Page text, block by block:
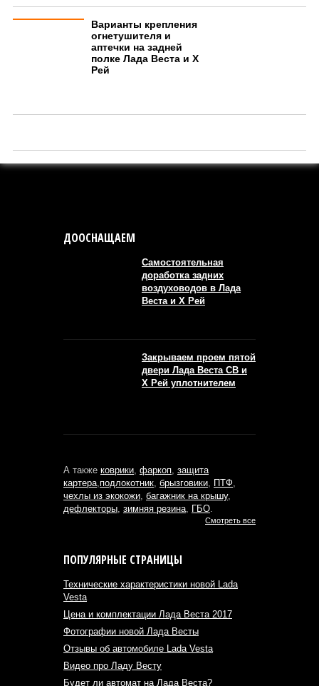
Варианты крепления
огнетушителя и
аптечки на задней
полке Лада Веста и Х
Рей
ДООСНАЩАЕМ
Самостоятельная
доработка задних
воздуховодов в Лада
Веста и Х Рей
Закрываем проем пятой
двери Лада Веста СВ и
Х Рей уплотнителем
А также коврики фаркоп защита
картера подлокотник брызговики ПТФ
чехлы из экокожи багажник на крышу,
дефлекторы зимняя резина ГБО
Смотреть все
ПОПУЛЯРНЫЕ СТРАНИЦЫ
Технические характеристики новой Lada
Vesta
Цена и комплектации Лада Веста 2017
Фотографии новой Лада Весты
Отзывы об автомобиле Lada Vesta
Видео про Ладу Весту
Будет ли автомат на Лада Веста?